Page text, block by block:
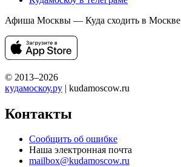
Афиша Москвы — Куда сходить в Москве
© 2013–2026
кудамоскоу.ру | kudamoscow.ru
Контакты
Сообщить об ошибке
Наша электронная почта
mailbox@kudamoscow.ru